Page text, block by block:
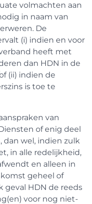
volmachten aan
in naam van
De
(i) indien en voor
heeft met
dan HDN in de
(ii) indien de
is toe te
van
of enig deel
dan wel, indien zulk
in alle redelijkheid,
en alleen in
geheel of
HDN de reeds
voor nog niet-